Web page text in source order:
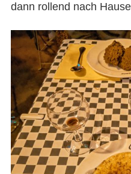
dann rollend nach